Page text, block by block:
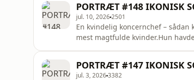
Syv værker og g
PORTRÆT #148 IKONISK
jul. 10, 20262501
En kvindelig koncernchef –
mest magtfulde kvinder.Hun
fortæller Danmarkshistori
PORTRÆT #147 IKONISK
jul. 3, 20263382